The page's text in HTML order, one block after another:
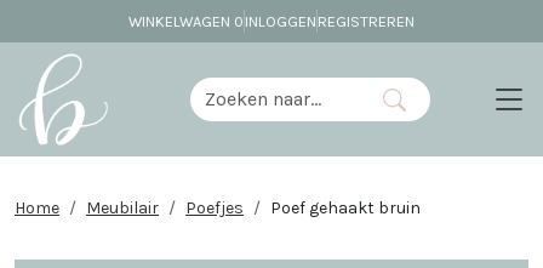
WINKELWAGEN 0 INLOGGEN REGISTREREN
Home Meubilair Poefjes Poef gehaakt bruin